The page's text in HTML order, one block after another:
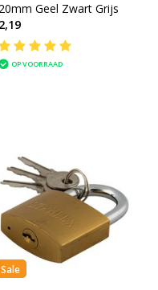
20mm Geel Zwart Grijs
2,19
OP VOORRAAD
Sale